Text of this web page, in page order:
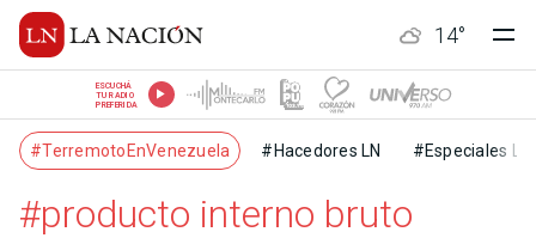
14°
ESCUCHÁ
TU RADIO
PREFERIDA
#TerremotoEnVenezuela #Hacedores LN #Especiales LN
#producto interno bruto